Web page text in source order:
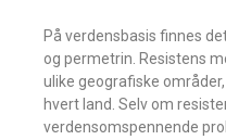
På verdensbasis finnes
og permetrin. Resistens
ulike geografiske
hvert land. Selv om
verdensomspennende